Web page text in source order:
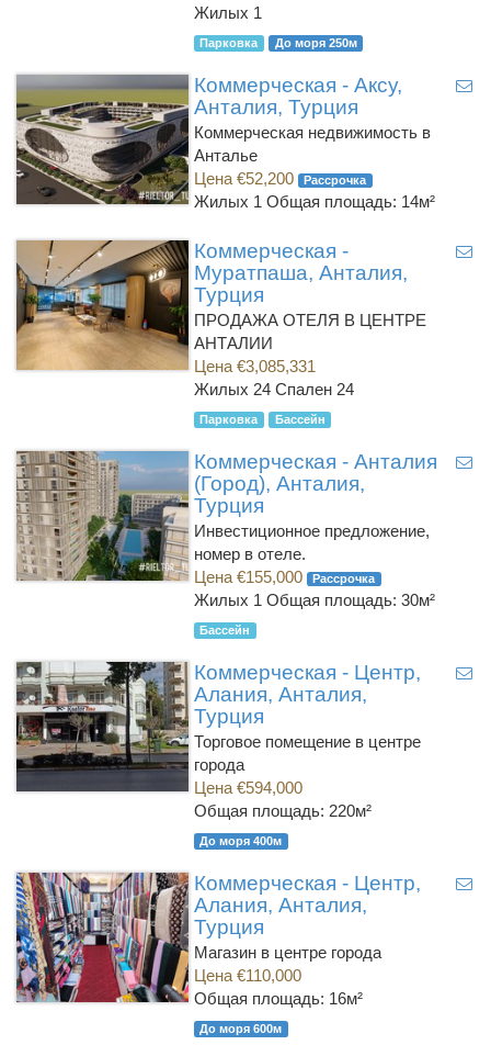
Жилых 1
Парковка До моря 250м
Коммерческая - Аксу,
Анталия, Турция
Коммерческая недвижимость в
Анталье
Цена €52,200
Рассрочка
Жилых 1 Общая площадь: 14м²
Коммерческая -
Муратпаша, Анталия,
Турция
ПРОДАЖА ОТЕЛЯ В ЦЕНТРЕ
АНТАЛИИ
Цена €3,085,331
Жилых 24 Спален 24
Парковка Бассейн
Коммерческая - Анталия
(Город), Анталия,
Турция
Инвестиционное предложение,
номер в отеле.
Цена €155,000
Рассрочка
Жилых 1 Общая площадь: 30м²
Бассейн
Коммерческая - Центр,
Алания, Анталия,
Турция
Торговое помещение в центре
города
Цена €594,000
Общая площадь: 220м²
До моря 400м
Коммерческая - Центр,
Алания, Анталия,
Турция
Магазин в центре города
Цена €110,000
Общая площадь: 16м²
До моря 600м